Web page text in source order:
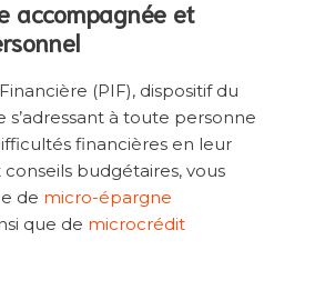
accompagnée et
(PIF), dispositif du
s’adressant à toute personne
financières en leur
budgétaires, vous
de micro-épargne
que de microcrédit